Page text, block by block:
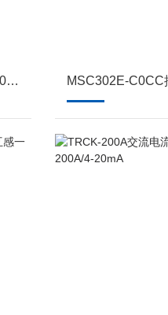
ASC605智能温度变送器PT100热电阻4-20MA